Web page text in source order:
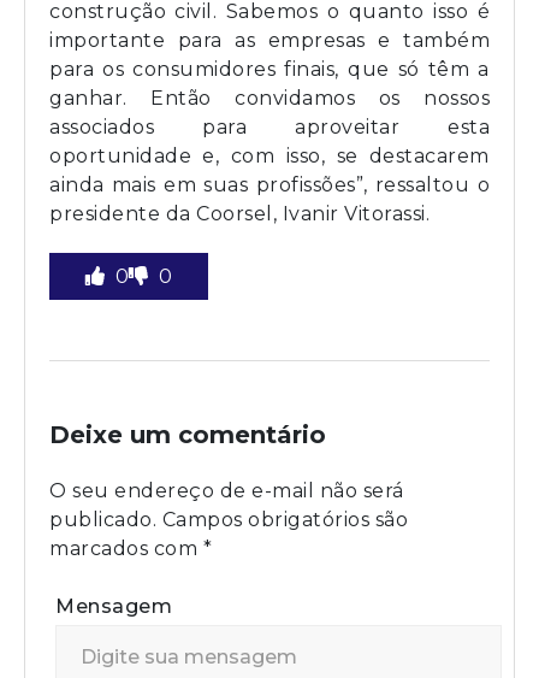
construção civil. Sabemos o quanto isso é
importante para as empresas e também
para os consumidores finais, que só têm a
ganhar. Então convidamos os nossos
associados para aproveitar esta
oportunidade e, com isso, se destacarem
ainda mais em suas profissões”, ressaltou o
presidente da Coorsel, Ivanir Vitorassi.
0 0
Deixe um comentário
O seu endereço de e-mail não será
publicado. Campos obrigatórios são
marcados com *
Mensagem